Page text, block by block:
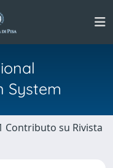
System
Contributo su Rivista